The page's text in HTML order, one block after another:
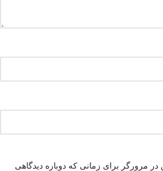
مرورگر برای زمانی که دوباره دیدگاهی